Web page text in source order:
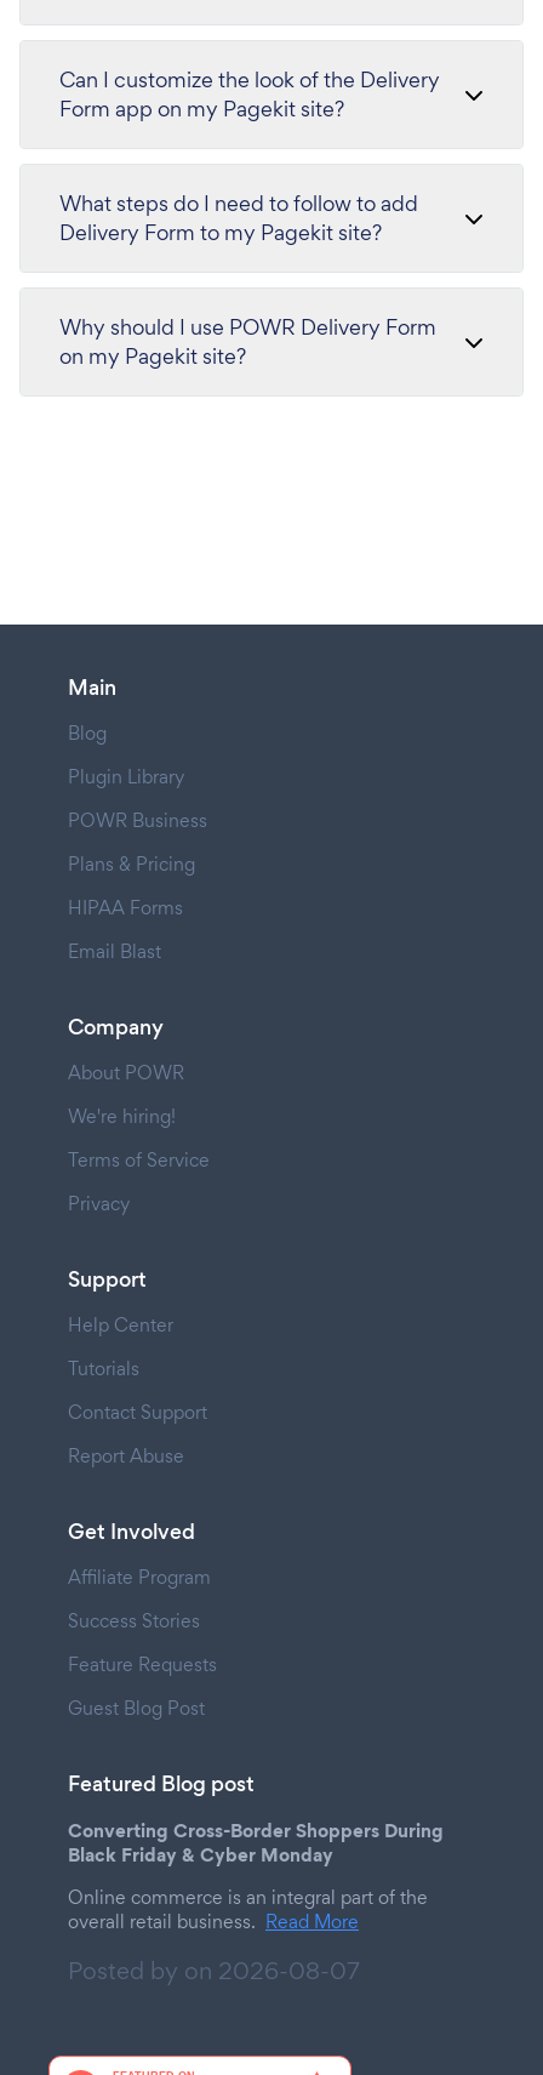
Can I customize the look of the Delivery
Form app on my Pagekit site?
What steps do I need to follow to add
Delivery Form to my Pagekit site?
Why should I use POWR Delivery Form
on my Pagekit site?
Main
Blog
Plugin Library
POWR Business
Plans & Pricing
HIPAA Forms
Email Blast
Company
About POWR
We're hiring!
Terms of Service
Privacy
Support
Help Center
Tutorials
Contact Support
Report Abuse
Get Involved
Affiliate Program
Success Stories
Feature Requests
Guest Blog Post
Featured Blog post
Converting Cross-Border Shoppers During
Black Friday & Cyber Monday
Online commerce is an integral part of the
overall retail business. Read More
Posted by on 2026-08-07